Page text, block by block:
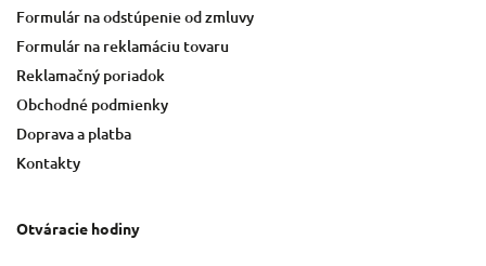
Formulár na odstúpenie od zmluvy
Formulár na reklamáciu tovaru
Reklamačný poriadok
Obchodné podmienky
Doprava a platba
Kontakty
Otváracie hodiny